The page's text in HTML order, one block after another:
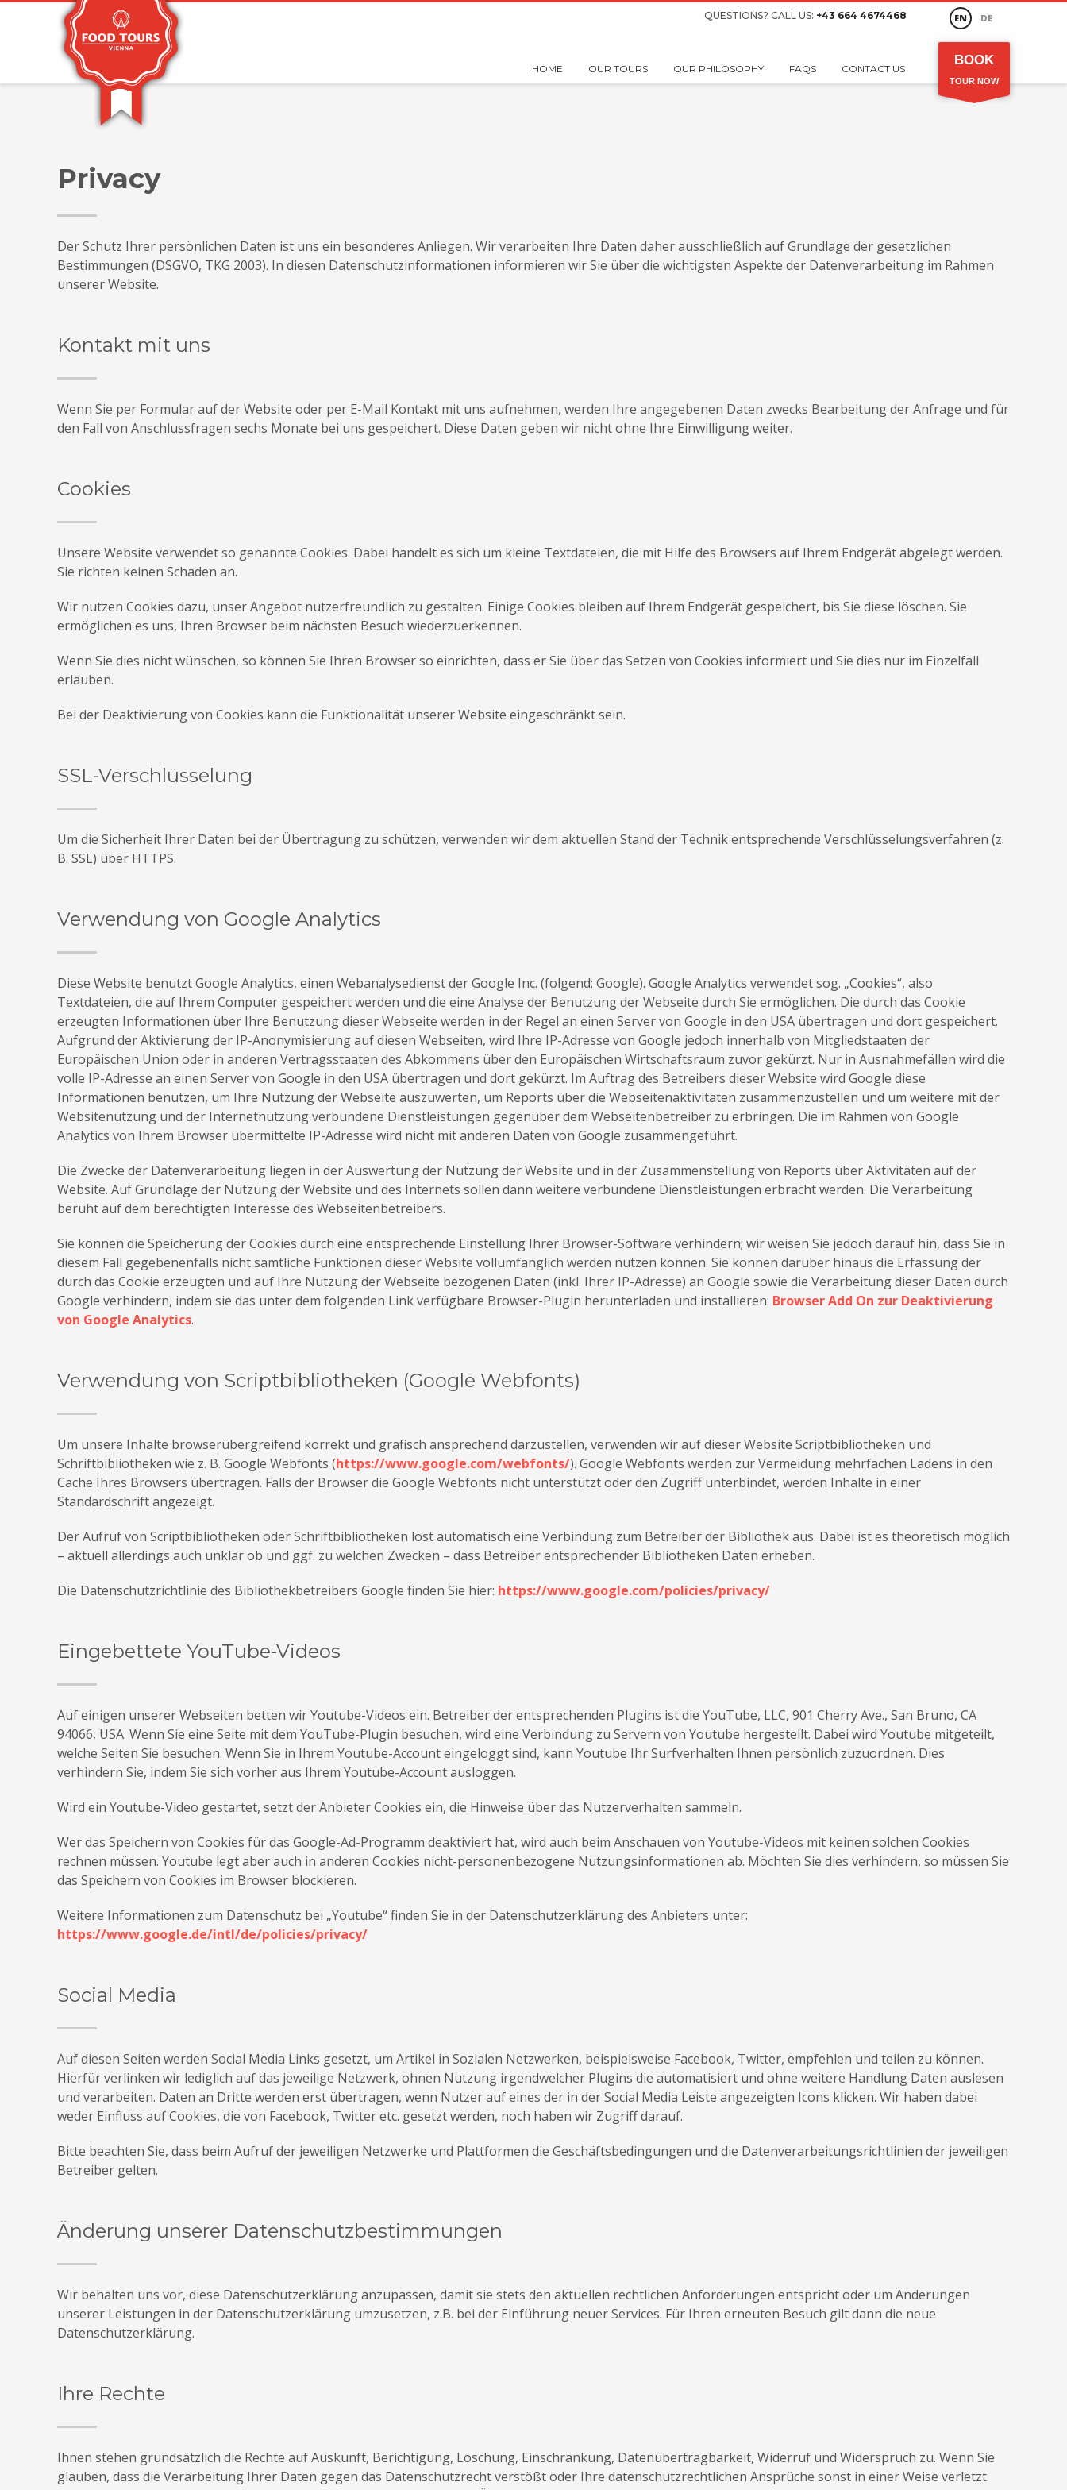
HOME OUR TOURS OUR PHILOSOPHY FAQS CONTACT US
DE
EN
BOOK
TOUR NOW
QUESTIONS? CALL US: +43 664 4674468
Privacy
Der Schutz Ihrer persönlichen Daten ist uns ein besonderes Anliegen. Wir verarbeiten Ihre Daten daher ausschließlich auf Grundlage der gesetzlichen
Bestimmungen (DSGVO, TKG 2003). In diesen Datenschutzinformationen informieren wir Sie über die wichtigsten Aspekte der Datenverarbeitung im Rahmen
unserer Website.
Kontakt mit uns
Wenn Sie per Formular auf der Website oder per E-Mail Kontakt mit uns aufnehmen, werden Ihre angegebenen Daten zwecks Bearbeitung der Anfrage und für
den Fall von Anschlussfragen sechs Monate bei uns gespeichert. Diese Daten geben wir nicht ohne Ihre Einwilligung weiter.
Cookies
Unsere Website verwendet so genannte Cookies. Dabei handelt es sich um kleine Textdateien, die mit Hilfe des Browsers auf Ihrem Endgerät abgelegt werden.
Sie richten keinen Schaden an.
Wir nutzen Cookies dazu, unser Angebot nutzerfreundlich zu gestalten. Einige Cookies bleiben auf Ihrem Endgerät gespeichert, bis Sie diese löschen. Sie
ermöglichen es uns, Ihren Browser beim nächsten Besuch wiederzuerkennen.
Wenn Sie dies nicht wünschen, so können Sie Ihren Browser so einrichten, dass er Sie über das Setzen von Cookies informiert und Sie dies nur im Einzelfall
erlauben.
Bei der Deaktivierung von Cookies kann die Funktionalität unserer Website eingeschränkt sein.
SSL-Verschlüsselung
Um die Sicherheit Ihrer Daten bei der Übertragung zu schützen, verwenden wir dem aktuellen Stand der Technik entsprechende Verschlüsselungsverfahren (z.
B. SSL) über HTTPS.
Verwendung von Google Analytics
Diese Website benutzt Google Analytics, einen Webanalysedienst der Google Inc. (folgend: Google). Google Analytics verwendet sog. „Cookies“, also
Textdateien, die auf Ihrem Computer gespeichert werden und die eine Analyse der Benutzung der Webseite durch Sie ermöglichen. Die durch das Cookie
erzeugten Informationen über Ihre Benutzung dieser Webseite werden in der Regel an einen Server von Google in den USA übertragen und dort gespeichert.
Aufgrund der Aktivierung der IP-Anonymisierung auf diesen Webseiten, wird Ihre IP-Adresse von Google jedoch innerhalb von Mitgliedstaaten der
Europäischen Union oder in anderen Vertragsstaaten des Abkommens über den Europäischen Wirtschaftsraum zuvor gekürzt. Nur in Ausnahmefällen wird die
volle IP-Adresse an einen Server von Google in den USA übertragen und dort gekürzt. Im Auftrag des Betreibers dieser Website wird Google diese
Informationen benutzen, um Ihre Nutzung der Webseite auszuwerten, um Reports über die Webseitenaktivitäten zusammenzustellen und um weitere mit der
Websitenutzung und der Internetnutzung verbundene Dienstleistungen gegenüber dem Webseitenbetreiber zu erbringen. Die im Rahmen von Google
Analytics von Ihrem Browser übermittelte IP-Adresse wird nicht mit anderen Daten von Google zusammengeführt.
Die Zwecke der Datenverarbeitung liegen in der Auswertung der Nutzung der Website und in der Zusammenstellung von Reports über Aktivitäten auf der
Website. Auf Grundlage der Nutzung der Website und des Internets sollen dann weitere verbundene Dienstleistungen erbracht werden. Die Verarbeitung
beruht auf dem berechtigten Interesse des Webseitenbetreibers.
Sie können die Speicherung der Cookies durch eine entsprechende Einstellung Ihrer Browser-Software verhindern; wir weisen Sie jedoch darauf hin, dass Sie in
diesem Fall gegebenenfalls nicht sämtliche Funktionen dieser Website vollumfänglich werden nutzen können. Sie können darüber hinaus die Erfassung der
durch das Cookie erzeugten und auf Ihre Nutzung der Webseite bezogenen Daten (inkl. Ihrer IP-Adresse) an Google sowie die Verarbeitung dieser Daten durch
Google verhindern, indem sie das unter dem folgenden Link verfügbare Browser-Plugin herunterladen und installieren: Browser Add On zur Deaktivierung
von Google Analytics.
Verwendung von Scriptbibliotheken (Google Webfonts)
Um unsere Inhalte browserübergreifend korrekt und grafisch ansprechend darzustellen, verwenden wir auf dieser Website Scriptbibliotheken und
Schriftbibliotheken wie z. B. Google Webfonts (https://www.google.com/webfonts/). Google Webfonts werden zur Vermeidung mehrfachen Ladens in den
Cache Ihres Browsers übertragen. Falls der Browser die Google Webfonts nicht unterstützt oder den Zugriff unterbindet, werden Inhalte in einer
Standardschrift angezeigt.
Der Aufruf von Scriptbibliotheken oder Schriftbibliotheken löst automatisch eine Verbindung zum Betreiber der Bibliothek aus. Dabei ist es theoretisch möglich
– aktuell allerdings auch unklar ob und ggf. zu welchen Zwecken – dass Betreiber entsprechender Bibliotheken Daten erheben.
Die Datenschutzrichtlinie des Bibliothekbetreibers Google finden Sie hier: https://www.google.com/policies/privacy/
Eingebettete YouTube-Videos
Auf einigen unserer Webseiten betten wir Youtube-Videos ein. Betreiber der entsprechenden Plugins ist die YouTube, LLC, 901 Cherry Ave., San Bruno, CA
94066, USA. Wenn Sie eine Seite mit dem YouTube-Plugin besuchen, wird eine Verbindung zu Servern von Youtube hergestellt. Dabei wird Youtube mitgeteilt,
welche Seiten Sie besuchen. Wenn Sie in Ihrem Youtube-Account eingeloggt sind, kann Youtube Ihr Surfverhalten Ihnen persönlich zuzuordnen. Dies
verhindern Sie, indem Sie sich vorher aus Ihrem Youtube-Account ausloggen.
Wird ein Youtube-Video gestartet, setzt der Anbieter Cookies ein, die Hinweise über das Nutzerverhalten sammeln.
Wer das Speichern von Cookies für das Google-Ad-Programm deaktiviert hat, wird auch beim Anschauen von Youtube-Videos mit keinen solchen Cookies
rechnen müssen. Youtube legt aber auch in anderen Cookies nicht-personenbezogene Nutzungsinformationen ab. Möchten Sie dies verhindern, so müssen Sie
das Speichern von Cookies im Browser blockieren.
Weitere Informationen zum Datenschutz bei „Youtube“ finden Sie in der Datenschutzerklärung des Anbieters unter:
https://www.google.de/intl/de/policies/privacy/
Social Media
Auf diesen Seiten werden Social Media Links gesetzt, um Artikel in Sozialen Netzwerken, beispielsweise Facebook, Twitter, empfehlen und teilen zu können.
Hierfür verlinken wir lediglich auf das jeweilige Netzwerk, ohnen Nutzung irgendwelcher Plugins die automatisiert und ohne weitere Handlung Daten auslesen
und verarbeiten. Daten an Dritte werden erst übertragen, wenn Nutzer auf eines der in der Social Media Leiste angezeigten Icons klicken. Wir haben dabei
weder Einfluss auf Cookies, die von Facebook, Twitter etc. gesetzt werden, noch haben wir Zugriff darauf.
Bitte beachten Sie, dass beim Aufruf der jeweiligen Netzwerke und Plattformen die Geschäftsbedingungen und die Datenverarbeitungsrichtlinien der jeweiligen
Betreiber gelten.
Änderung unserer Datenschutzbestimmungen
Wir behalten uns vor, diese Datenschutzerklärung anzupassen, damit sie stets den aktuellen rechtlichen Anforderungen entspricht oder um Änderungen
unserer Leistungen in der Datenschutzerklärung umzusetzen, z.B. bei der Einführung neuer Services. Für Ihren erneuten Besuch gilt dann die neue
Datenschutzerklärung.
Ihre Rechte
Ihnen stehen grundsätzlich die Rechte auf Auskunft, Berichtigung, Löschung, Einschränkung, Datenübertragbarkeit, Widerruf und Widerspruch zu. Wenn Sie
glauben, dass die Verarbeitung Ihrer Daten gegen das Datenschutzrecht verstößt oder Ihre datenschutzrechtlichen Ansprüche sonst in einer Weise verletzt
10 YEARS FOOD TOURS VIENNA